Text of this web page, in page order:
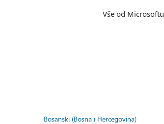
Vše od Microsoftu
Bosanski (Bosna i Hercegovina)